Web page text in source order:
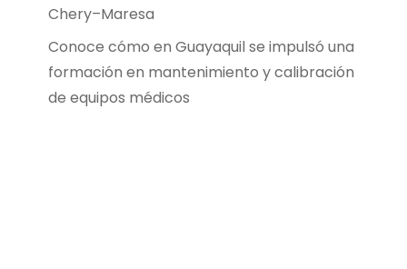
Chery–Maresa
Conoce cómo en Guayaquil se impulsó una
formación en mantenimiento y calibración
de equipos médicos